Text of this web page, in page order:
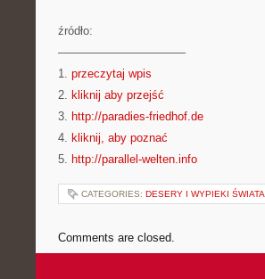
źródło:
———————————
1. przeczytaj wpis
2. kliknij aby przejść
3. http://paradies-friedhof.de
4. kliknij, aby poznać
5. http://parallel-welten.info
CATEGORIES: DESERY I WYPIEKI ŚWIATA
Comments are closed.